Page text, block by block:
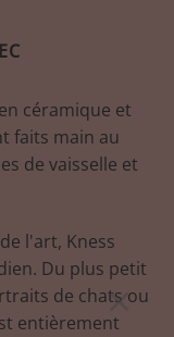
×
céramique et
faits main au
de vaisselle et
l'art, Kness
Du plus petit
de chats ou
entièrement